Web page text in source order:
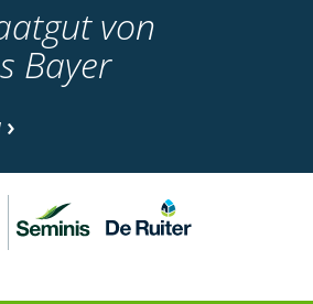
von
Bayer